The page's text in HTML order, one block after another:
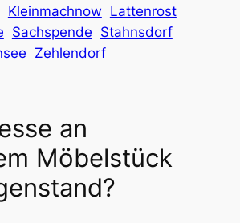
Kleinmachnow Lattenrost
Sachspende Stahnsdorf
Zehlendorf
an
Möbelstück